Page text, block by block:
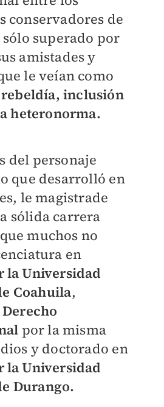
conservadores de
superado por
amistades y
le veían como
rebeldía, inclusión
heteronorma.
del personaje
que desarrolló en
le magistrade
sólida carrera
muchos no
en
la Universidad
Coahuila,
Derecho
por la misma
y doctorado en
la Universidad
Durango.